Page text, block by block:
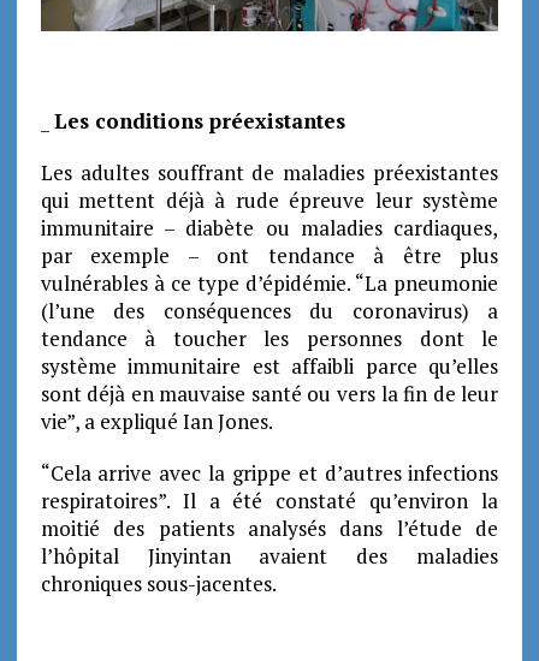
Les conditions préexistantes
Les adultes souffrant de maladies préexistantes
qui mettent déjà à rude épreuve leur système
immunitaire – diabète ou maladies cardiaques,
par exemple – ont tendance à être plus
vulnérables à ce type d’épidémie. “La pneumonie
(l’une des conséquences du coronavirus) a
tendance à toucher les personnes dont le
système immunitaire est affaibli parce qu’elles
sont déjà en mauvaise santé ou vers la fin de leur
vie”, a expliqué Ian Jones.
“Cela arrive avec la grippe et d’autres infections
respiratoires”. Il a été constaté qu’environ la
moitié des patients analysés dans l’étude de
l’hôpital Jinyintan avaient des maladies
chroniques sous-jacentes.